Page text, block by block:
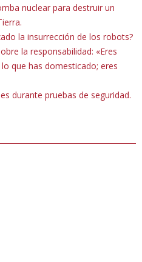
nuclear para destruir un
la insurrección de los robots?
la responsabilidad: «Eres
que has domesticado; eres
durante pruebas de seguridad.